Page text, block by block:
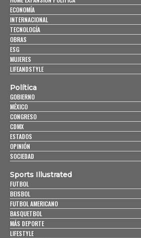
ECONOMÍA
INTERNACIONAL
TECNOLOGÍA
OBRAS
ESG
MUJERES
LIFEANDSTYLE
Política
GOBIERNO
MÉXICO
CONGRESO
CDMX
ESTADOS
OPINIÓN
SOCIEDAD
Sports Illustrated
FUTBOL
BEISBOL
FUTBOL AMERICANO
BASQUETBOL
MÁS DEPORTE
LIFESTYLE